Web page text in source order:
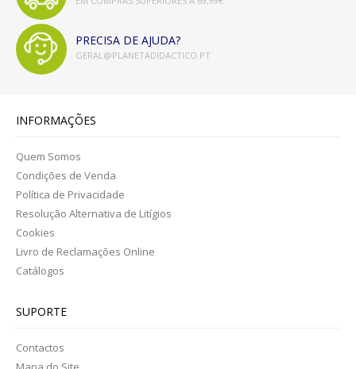
EXPRESSÃO FÍSICA E MOTORA
EXPRESSÃO ARTÍSTICA
EMOÇÕES
LOGICO PRIMO
LOGICO MAXIMO
LÜK
CATÁLOGOS
PRECISA DE AJUDA?
GERAL@PLANETADIDACTICO.PT
INFORMAÇÕES
Quem Somos
Condições de Venda
Política de Privacidade
Resolução Alternativa de Litígios
Cookies
Livro de Reclamações Online
Catálogos
SUPORTE
Contactos